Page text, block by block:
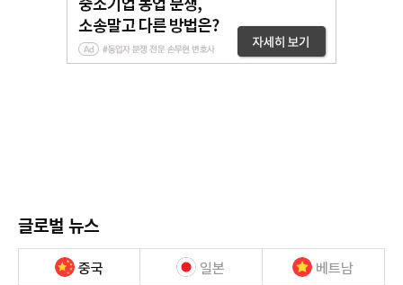
글로벌 뉴스
중국 일본 베트남